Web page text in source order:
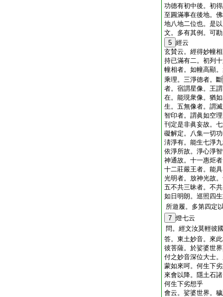
功德有初中後。初
至圓滿事在後地。
地八地二位也。是
文。多有其例。可
5 經云
玄賛云。經得妙幢
持已滿有二。初列
幢相者。如幢高顯
乘理。三淨德者。斷
者。宿謂星像。王
在。能現衆像。猶
生。五無像者。謂
智印者。謂眞如空
刊定是非眞妄故。
礙解定。八集一切
淸淨有。能生七淨
依淨所故。淨心淨
神通故。十一惠炬
十二莊嚴王者。能
光明者。放神光故
五不共三昧者。不
如日明朗。巡照四
所遊履。多第四定
7 燈七云
問。經文汝莫輕彼
答。東土妙音。來
彼菩薩。於娑婆世
付之妙音深位大士
蒙如來呵。何生下
來會以降。隱土石
何生下劣想乎
會云。娑婆世界。